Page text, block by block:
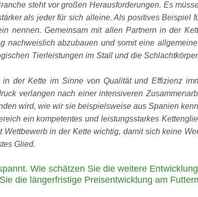
steht vor großen Herausforderungen. Es
als jeder für sich alleine. Als positives Beispiel
nennen. Gemeinsam mit allen Partnern in der
nachweislich abzubauen und somit eine
Tierleistungen im Stall und die
der Kette im Sinne von Qualität und Effizienz
verlangen nach einer intensiveren
wird, wie wir sie beispielsweise aus Spanien
ein kompetentes und leistungsstarkes
in der Kette wichtig, damit sich keine
Glied.
Wie schätzen Sie die weitere
die längerfristige Preisentwicklung am